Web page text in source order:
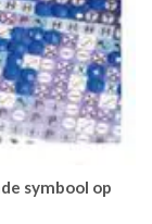
symbool op